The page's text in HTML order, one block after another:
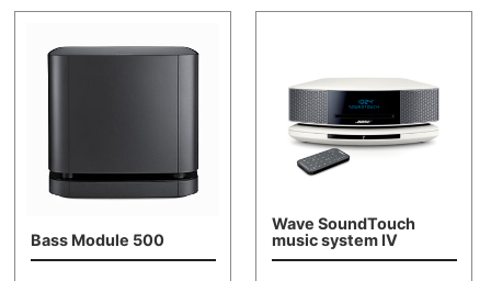
Bass Module 500
Wave SoundTouch
music system IV